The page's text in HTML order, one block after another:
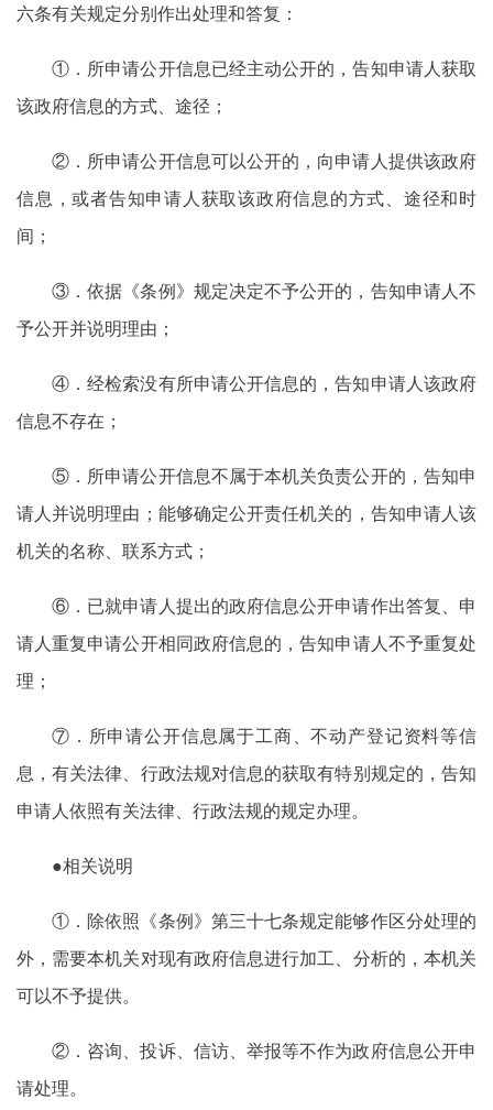
六条有关规定分别作出处理和答复：
①．所申请公开信息已经主动公开的，告知申请人获取
该政府信息的方式、途径；
②．所申请公开信息可以公开的，向申请人提供该政府
信息，或者告知申请人获取该政府信息的方式、途径和时
间；
③．依据《条例》规定决定不予公开的，告知申请人不
予公开并说明理由；
④．经检索没有所申请公开信息的，告知申请人该政府
信息不存在；
⑤．所申请公开信息不属于本机关负责公开的，告知申
请人并说明理由；能够确定公开责任机关的，告知申请人该
机关的名称、联系方式；
⑥．已就申请人提出的政府信息公开申请作出答复、申
请人重复申请公开相同政府信息的，告知申请人不予重复处
理；
⑦．所申请公开信息属于工商、不动产登记资料等信
息，有关法律、行政法规对信息的获取有特别规定的，告知
申请人依照有关法律、行政法规的规定办理。
●相关说明
①．除依照《条例》第三十七条规定能够作区分处理的
外，需要本机关对现有政府信息进行加工、分析的，本机关
可以不予提供。
②．咨询、投诉、信访、举报等不作为政府信息公开申
请处理。